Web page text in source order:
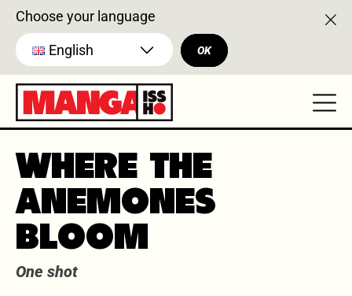
Choose your language
English OK
WHERE THE
ANEMONES
BLOOM
One shot